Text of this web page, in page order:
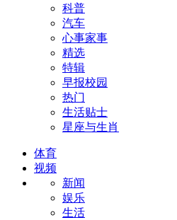
科普
汽车
心事家事
精选
特辑
早报校园
热门
生活贴士
星座与生肖
体育
视频
新闻
娱乐
生活